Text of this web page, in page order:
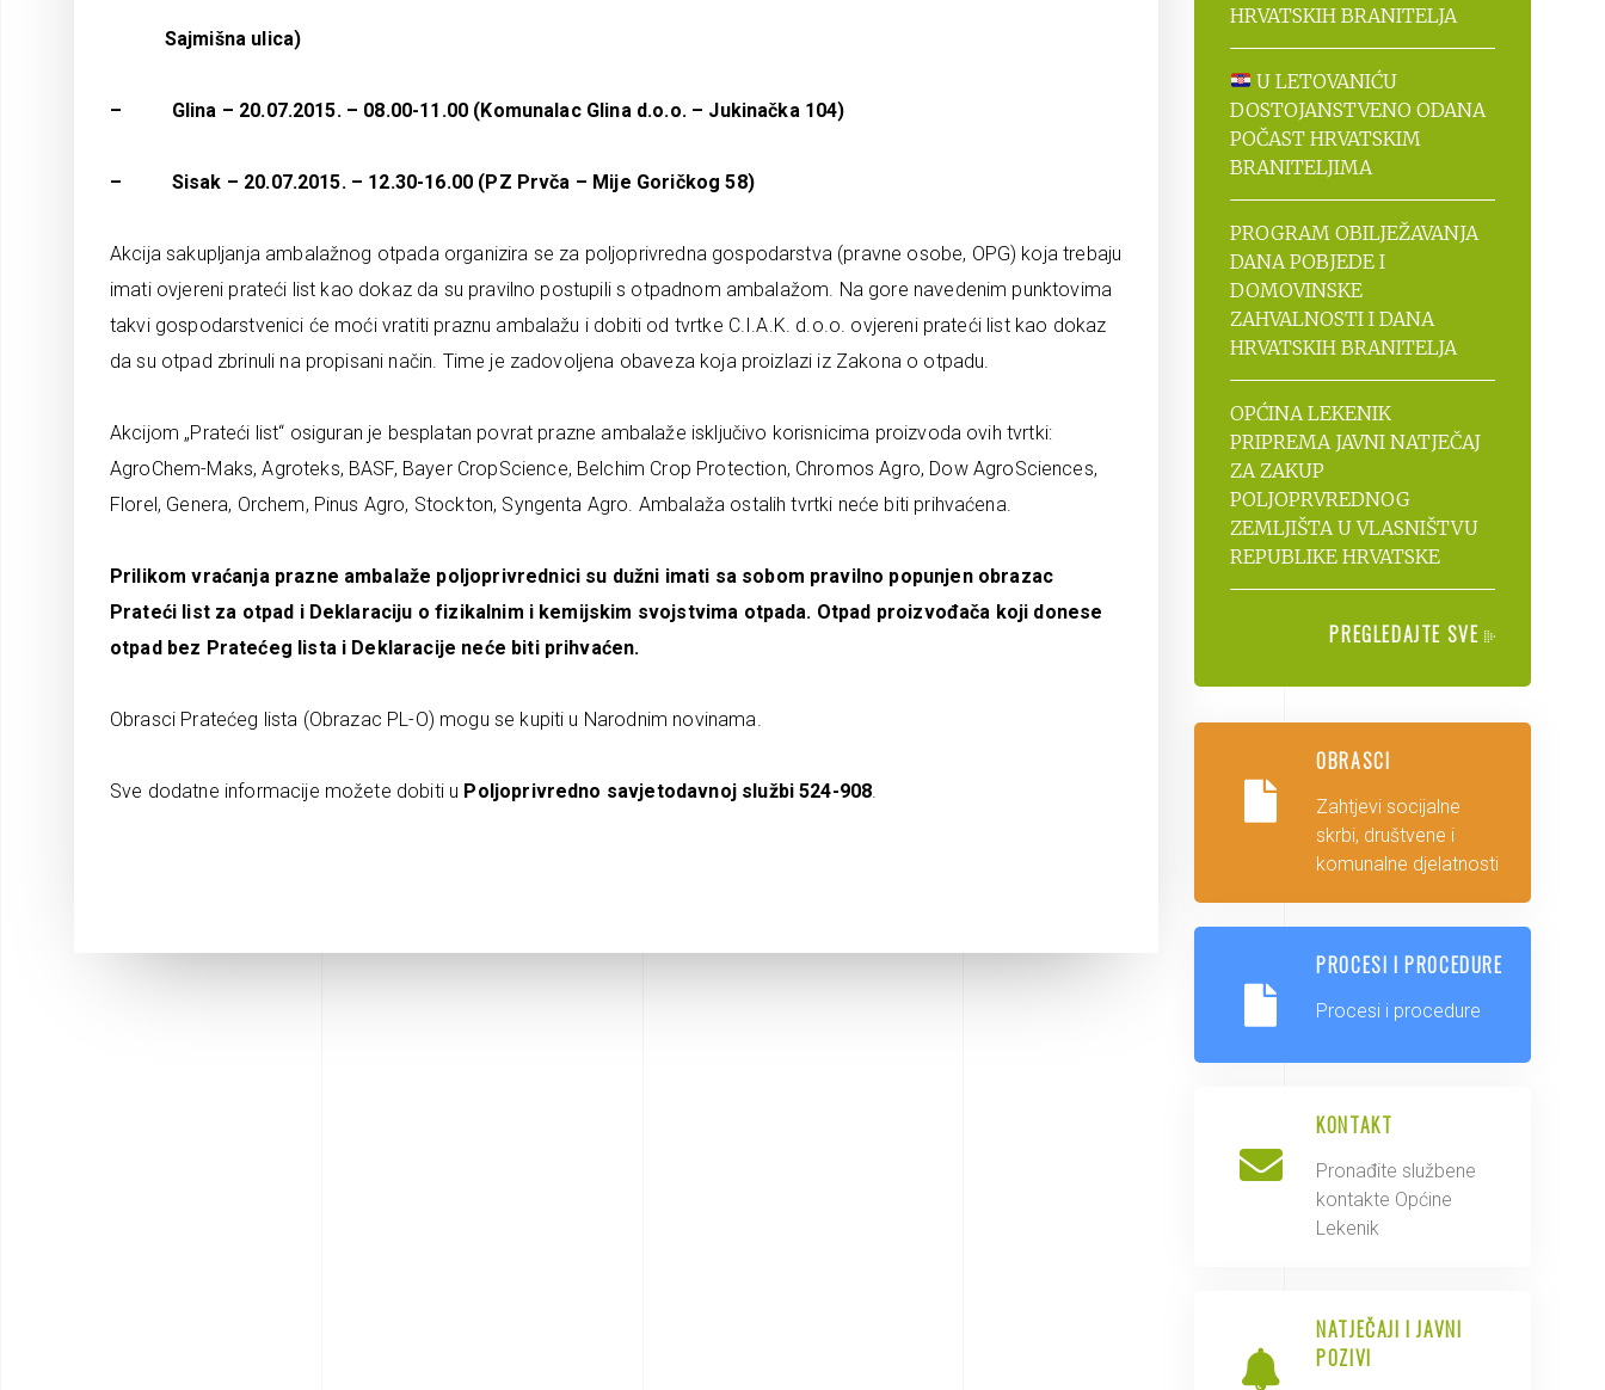
Sajmišna ulica)
– Glina – 20.07.2015. – 08.00-11.00 (Komunalac Glina d.o.o. – Jukinačka 104)
– Sisak – 20.07.2015. – 12.30-16.00 (PZ Prvča – Mije Goričkog 58)
Akcija sakupljanja ambalažnog otpada organizira se za poljoprivredna gospodarstva (pravne osobe, OPG) koja trebaju
imati ovjereni prateći list kao dokaz da su pravilno postupili s otpadnom ambalažom. Na gore navedenim punktovima
takvi gospodarstvenici će moći vratiti praznu ambalažu i dobiti od tvrtke C.I.A.K. d.o.o. ovjereni prateći list kao dokaz
da su otpad zbrinuli na propisani način. Time je zadovoljena obaveza koja proizlazi iz Zakona o otpadu.
Akcijom „Prateći list“ osiguran je besplatan povrat prazne ambalaže isključivo korisnicima proizvoda ovih tvrtki:
AgroChem-Maks, Agroteks, BASF, Bayer CropScience, Belchim Crop Protection, Chromos Agro, Dow AgroSciences,
Florel, Genera, Orchem, Pinus Agro, Stockton, Syngenta Agro. Ambalaža ostalih tvrtki neće biti prihvaćena.
Prilikom vraćanja prazne ambalaže poljoprivrednici su dužni imati sa sobom pravilno popunjen obrazac
Prateći list za otpad i Deklaraciju o fizikalnim i kemijskim svojstvima otpada. Otpad proizvođača koji donese
otpad bez Pratećeg lista i Deklaracije neće biti prihvaćen.
Obrasci Pratećeg lista (Obrazac PL-O) mogu se kupiti u Narodnim novinama.
Sve dodatne informacije možete dobiti u Poljoprivredno savjetodavnoj službi 524-908
HRVATSKIH BRANITELJA
U LETOVANIĆU
DOSTOJANSTVENO ODANA
POČAST HRVATSKIM
BRANITELJIMA
PROGRAM OBILJEŽAVANJA
DANA POBJEDE I
DOMOVINSKE
ZAHVALNOSTI I DANA
HRVATSKIH BRANITELJA
OPĆINA LEKENIK
PRIPREMA JAVNI NATJEČAJ
ZA ZAKUP
POLJOPRVREDNOG
ZEMLJIŠTA U VLASNIŠTVU
REPUBLIKE HRVATSKE
PREGLEDAJTE SVE
OBRASCI
Zahtjevi socijalne
skrbi, društvene i
komunalne djelatnosti
PROCESI I PROCEDURE
Procesi i procedure
KONTAKT
Pronađite službene
kontakte Općine
Lekenik
NATJEČAJI I JAVNI
POZIVI